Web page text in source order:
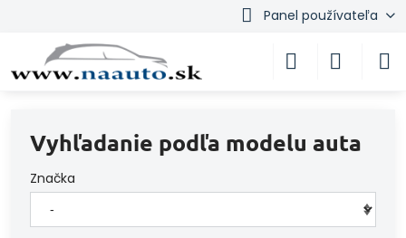
Panel používateľa
Vyhľadanie podľa modelu auta
Značka